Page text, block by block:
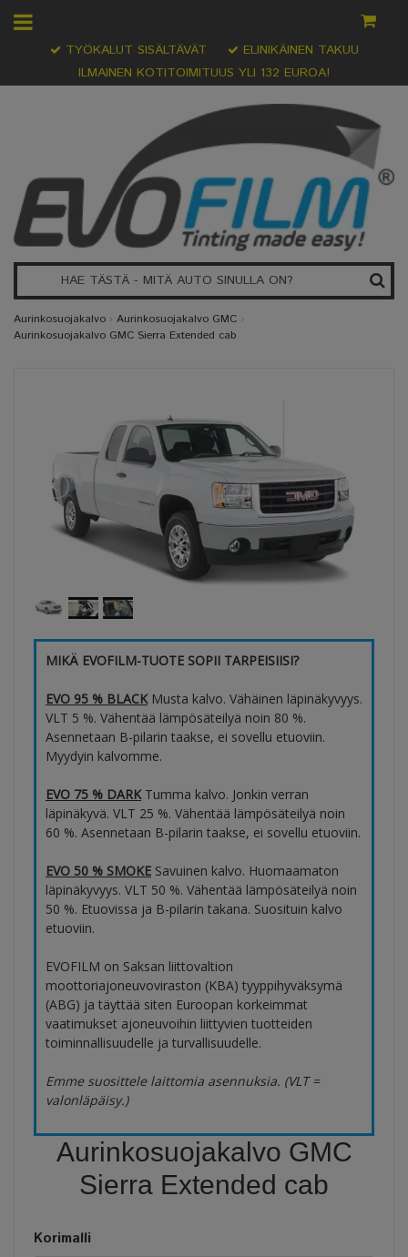
ILMAINEN KOTITOIMITUUS YLI 132 EUROA!
TYÖKALUT SISÄLTÄVÄT ELINIKÄINEN TAKUU
Aurinkosuojakalvo › Aurinkosuojakalvo GMC ›
Aurinkosuojakalvo GMC Sierra Extended cab
MIKÄ EVOFILM-TUOTE SOPII TARPEISIISI?
EVO 95 % BLACKMusta kalvo. Vähäinen läpinäkyvyys.
VLT 5 %. Vähentää lämpösäteilyä noin 80 %.
Asennetaan B-pilarin taakse, ei sovellu etuoviin.
Myydyin kalvomme.
EVO 75 % DARKTumma kalvo. Jonkin verran
läpinäkyvä. VLT 25 %. Vähentää lämpösäteilyä noin
60 %. Asennetaan B-pilarin taakse, ei sovellu etuoviin.
EVO 50 % SMOKE Savuinen kalvo. Huomaamaton
läpinäkyvyys. VLT 50 %. Vähentää lämpösäteilyä noin
50 %. Etuovissa ja B-pilarin takana. Suosituin kalvo
etuoviin.
EVOFILM on Saksan liittovaltion
moottoriajoneuvoviraston (KBA) tyyppihyväksymä
(ABG) ja täyttää siten Euroopan korkeimmat
vaatimukset ajoneuvoihin liittyvien tuotteiden
toiminnallisuudelle ja turvallisuudelle.
Emme suosittele laittomia asennuksia. (VLT =
valonläpäisy.)
Aurinkosuojakalvo GMC
Sierra Extended cab
Korimalli